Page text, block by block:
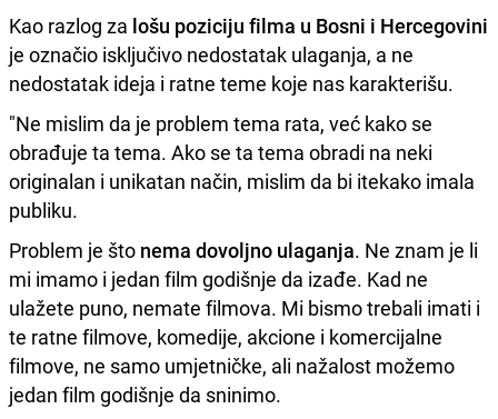
Kao razlog za lošu poziciju filma u Bosni i Hercegovini
je označio isključivo nedostatak ulaganja, a ne
nedostatak ideja i ratne teme koje nas karakterišu.
"Ne mislim da je problem tema rata, već kako se
obrađuje ta tema. Ako se ta tema obradi na neki
originalan i unikatan način, mislim da bi itekako imala
publiku.
Problem je što nema dovoljno ulaganja. Ne znam je li
mi imamo i jedan film godišnje da izađe. Kad ne
ulažete puno, nemate filmova. Mi bismo trebali imati i
te ratne filmove, komedije, akcione i komercijalne
filmove, ne samo umjetničke, ali nažalost možemo
jedan film godišnje da sninimo.